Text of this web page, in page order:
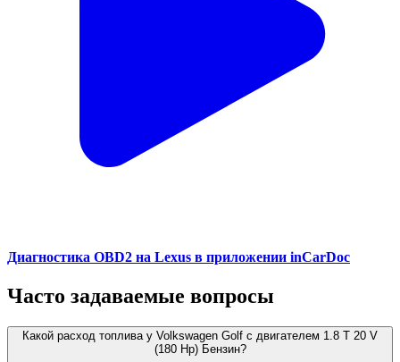
Диагностика OBD2 на Lexus в приложении inCarDoc
Часто задаваемые вопросы
Какой расход топлива у Volkswagen Golf с двигателем 1.8 T 20 V
(180 Hp) Бензин?